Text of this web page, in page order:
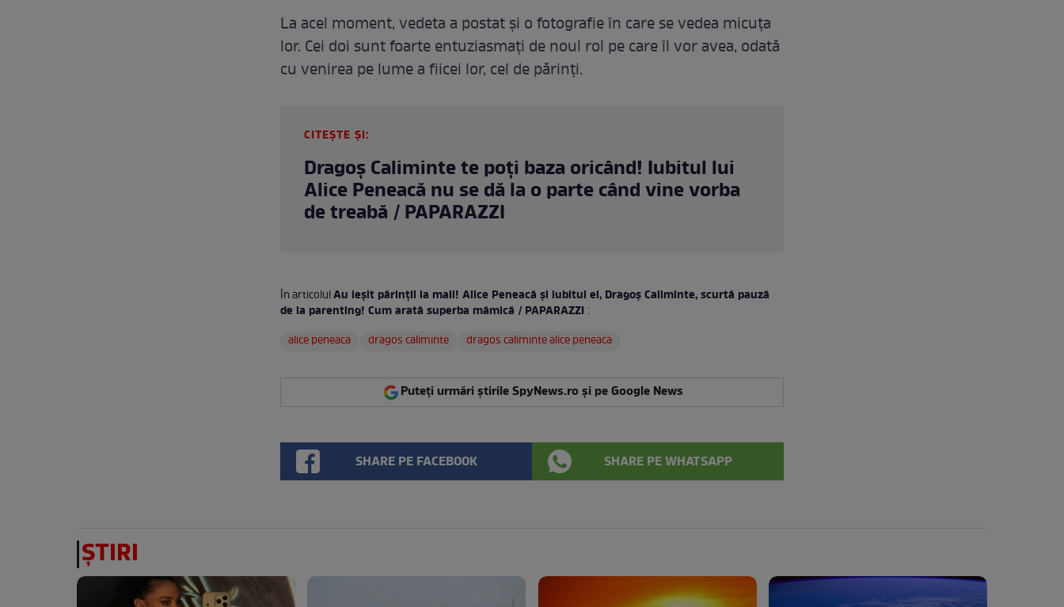
La acel moment, vedeta a postat și o fotografie în care se vedea micuța
lor. Cei doi sunt foarte entuziasmați de noul rol pe care îl vor avea, odată
cu venirea pe lume a fiicei lor, cel de părinți.
CITEȘTE ȘI:
Dragoș Caliminte te poți baza oricând! Iubitul lui
Alice Peneacă nu se dă la o parte când vine vorba
de treabă / PAPARAZZI
În articolulAu ieșit părinții la mall! Alice Peneacă și iubitul ei, Dragoș Caliminte, scurtă pauză
de la parenting! Cum arată superba mămică / PAPARAZZI :
alice peneaca
dragos caliminte dragos caliminte alice peneaca
Puteți urmări știrile SpyNews.ro și pe Google News
SHARE PE FACEBOOK SHARE PE WHATSAPP
ȘTIRI